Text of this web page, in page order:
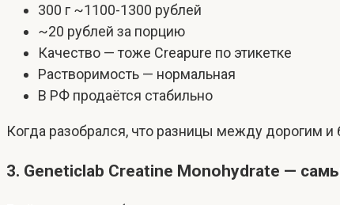
300 г ~1100-1300 рублей
~20 рублей за порцию
Качество — тоже Creapure по этикетке
Растворимость — нормальная
В РФ продаётся стабильно
Когда разобрался, что разницы между дорогим
3. Geneticlab Creatine Monohydrate —